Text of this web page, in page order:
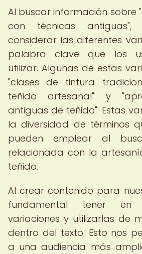
Al buscar información sobre
con técnicas antiguas",
considerar las diferentes
palabra clave que los
utilizar. Algunas de estas
"clases de tintura
teñido artesanal" y
antiguas de teñido". Estas
la diversidad de términos
pueden emplear al
relacionada con la
teñido.
Al crear contenido para
fundamental tener en
variaciones y utilizarlas de
dentro del texto. Esto nos
a una audiencia más